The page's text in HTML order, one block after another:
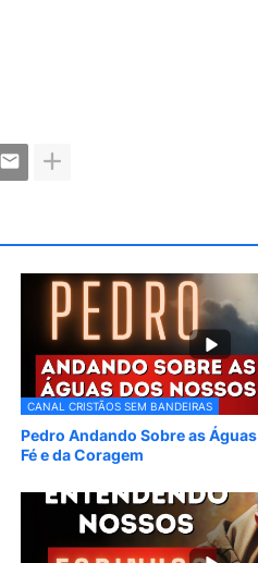
CANAL CRISTÃOS SEM BANDEIRAS
Pedro Andando Sobre as
Fé e da Coragem